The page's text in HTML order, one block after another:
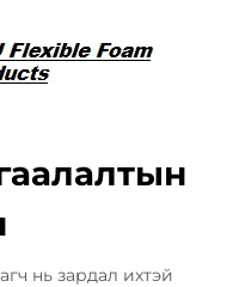
нь зардал ихтэй